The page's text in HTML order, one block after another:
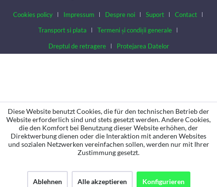
Cookies policy Impressum Despre noi Suport
Contact
Transport si plata
Termeni și condiții generale
Dreptul de retragere Protejarea Datelor
Diese Website benutzt Cookies, die für den technischen Betrieb der
Website erforderlich sind und stets gesetzt werden. Andere Cookies,
die den Komfort bei Benutzung dieser Website erhöhen, der
Direktwerbung dienen oder die Interaktion mit anderen Websites
und sozialen Netzwerken vereinfachen sollen, werden nur mit Ihrer
Zustimmung gesetzt.
Ablehnen Alle akzeptieren Konfigurieren